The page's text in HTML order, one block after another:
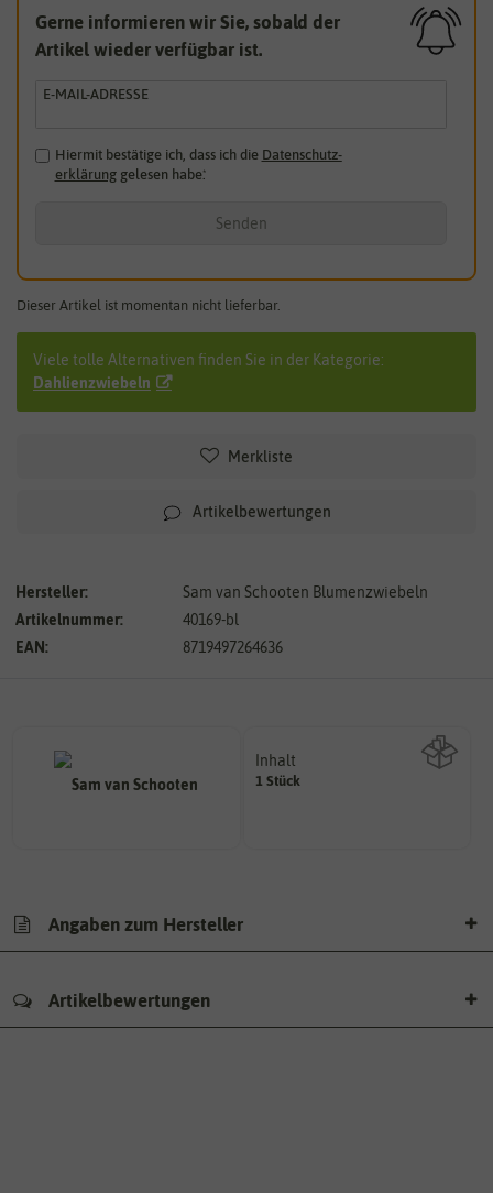
Gerne informieren wir Sie, sobald der
Artikel wieder verfügbar ist.
E-MAIL-ADRESSE
Hiermit bestätige ich, dass ich die Daten­schutz­
erklärunggelesen habe.*
Senden
Dieser Artikel ist momentan nicht lieferbar.
Viele tolle Alternativen finden Sie in der Kategorie:
Dahlienzwiebeln
Merkliste
Artikelbewertungen
Hersteller:
Sam van Schooten Blumenzwiebeln
Artikelnummer:
40169-bl
EAN:
8719497264636
Inhalt
1 StückWie viel ist enthalten
Angaben zum Hersteller
Artikelbewertungen